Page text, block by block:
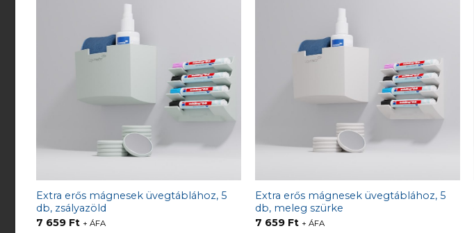
Extra erős mágnesek üvegtáblához, 5
db, zsályazöld
7 659 Ft + ÁFA
Extra erős mágnesek üvegtáblához, 5
db, meleg szürke
7 659 Ft + ÁFA